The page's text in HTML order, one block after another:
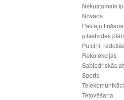
Nekustamais
Novads
Paklāju tīrīšana
pilsētvides
Pulciņi,
Rekolekcijas
Sabiedriskās
Sports
Tetovēšana